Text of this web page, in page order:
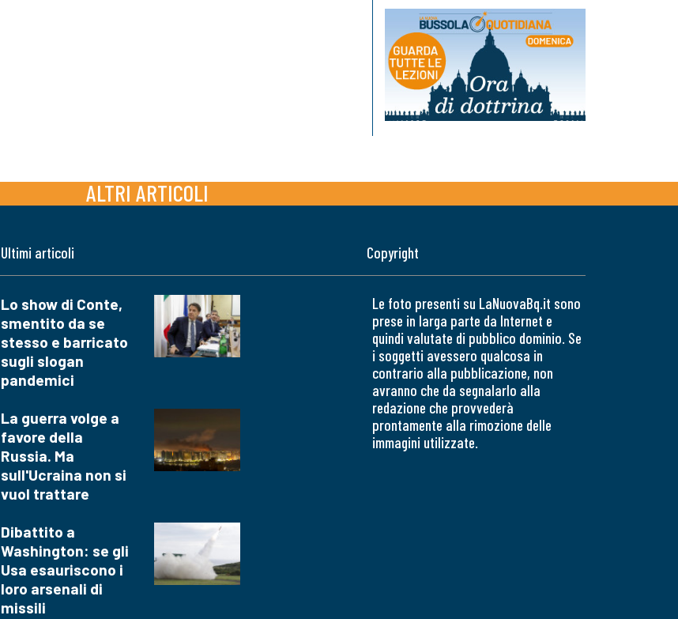
ALTRI ARTICOLI
Ultimi articoli
Lo show di Conte,
smentito da se
stesso e barricato
sugli slogan
pandemici
La guerra volge a
favore della
Russia. Ma
sull'Ucraina non si
vuol trattare
Dibattito a
Washington: se gli
Usa esauriscono i
loro arsenali di
missili
Copyright
Le foto presenti su LaNuovaBq.it sono
prese in larga parte da Internet e
quindi valutate di pubblico dominio. Se
i soggetti avessero qualcosa in
contrario alla pubblicazione, non
avranno che da segnalarlo alla
redazione che provvederà
prontamente alla rimozione delle
immagini utilizzate.